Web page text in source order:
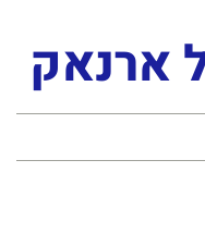
ארנאק